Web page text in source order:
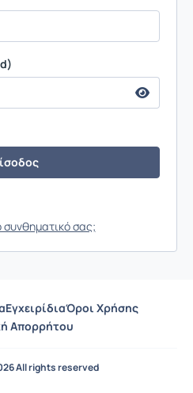
συνθηματικό σας;
ΕγχειρίδιαΌροι Χρήσης
Απορρήτου
All rights reserved